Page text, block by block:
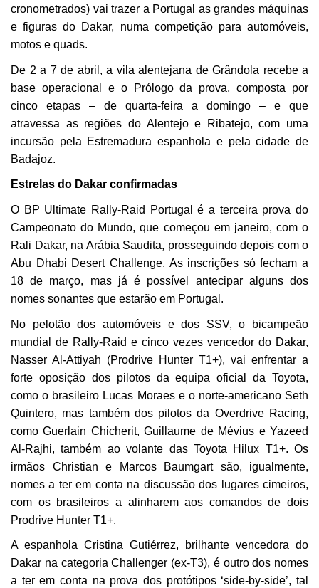
cronometrados) vai trazer a Portugal as grandes máquinas
e figuras do Dakar, numa competição para automóveis,
motos e quads.
De 2 a 7 de abril, a vila alentejana de Grândola recebe a
base operacional e o Prólogo da prova, composta por
cinco etapas – de quarta-feira a domingo – e que
atravessa as regiões do Alentejo e Ribatejo, com uma
incursão pela Estremadura espanhola e pela cidade de
Badajoz.
Estrelas do Dakar confirmadas
O BP Ultimate Rally-Raid Portugal é a terceira prova do
Campeonato do Mundo, que começou em janeiro, com o
Rali Dakar, na Arábia Saudita, prosseguindo depois com o
Abu Dhabi Desert Challenge. As inscrições só fecham a
18 de março, mas já é possível antecipar alguns dos
nomes sonantes que estarão em Portugal.
No pelotão dos automóveis e dos SSV, o bicampeão
mundial de Rally-Raid e cinco vezes vencedor do Dakar,
Nasser Al-Attiyah (Prodrive Hunter T1+), vai enfrentar a
forte oposição dos pilotos da equipa oficial da Toyota,
como o brasileiro Lucas Moraes e o norte-americano Seth
Quintero, mas também dos pilotos da Overdrive Racing,
como Guerlain Chicherit, Guillaume de Mévius e Yazeed
Al-Rajhi, também ao volante das Toyota Hilux T1+. Os
irmãos Christian e Marcos Baumgart são, igualmente,
nomes a ter em conta na discussão dos lugares cimeiros,
com os brasileiros a alinharem aos comandos de dois
Prodrive Hunter T1+.
A espanhola Cristina Gutiérrez, brilhante vencedora do
Dakar na categoria Challenger (ex-T3), é outro dos nomes
a ter em conta na prova dos protótipos ‘side-by-side’, tal